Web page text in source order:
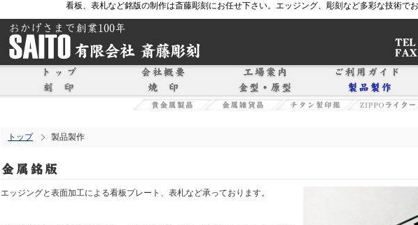
看板、表札など銘版の制作は斎藤彫刻にお任せ下さい。エッジング、彫刻など多彩な技術でお
トップ 製品製作
エッジングと表面加工による看板プレート、表札など承っております。